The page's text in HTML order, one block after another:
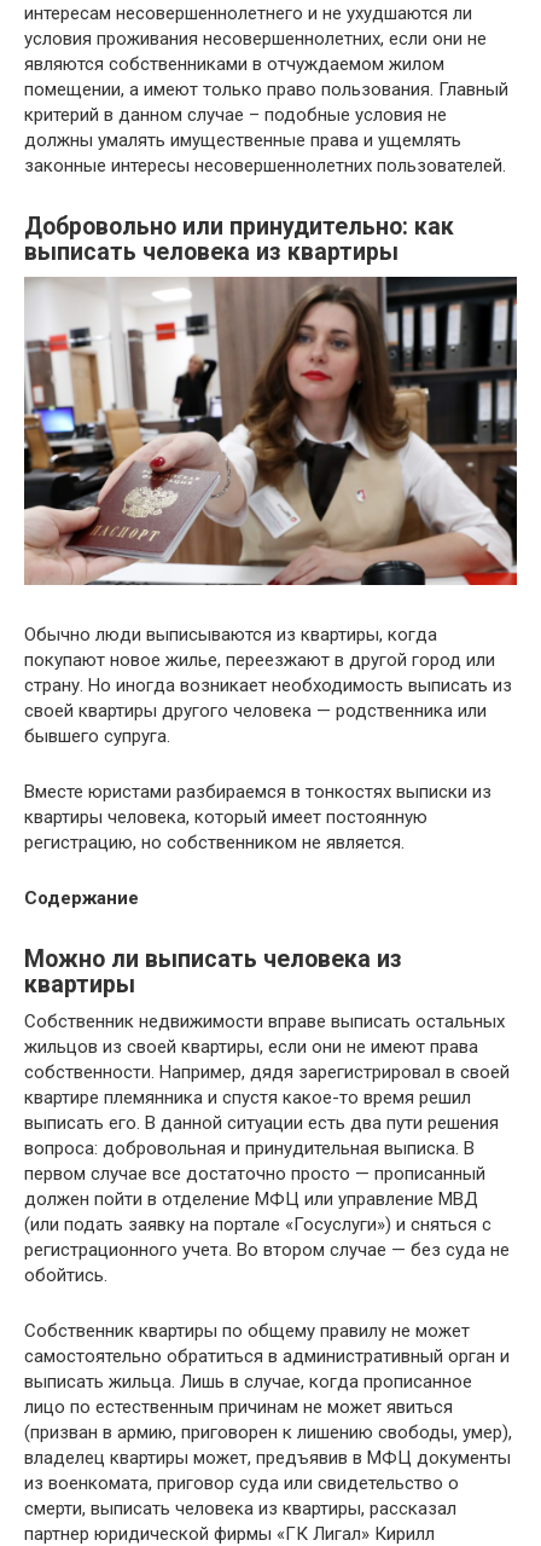
интересам несовершеннолетнего и не ухудшаются ли
условия проживания несовершеннолетних, если они не
являются собственниками в отчуждаемом жилом
помещении, а имеют только право пользования. Главный
критерий в данном случае – подобные условия не
должны умалять имущественные права и ущемлять
законные интересы несовершеннолетних пользователей.
Добровольно или принудительно: как
выписать человека из квартиры
Обычно люди выписываются из квартиры, когда
покупают новое жилье, переезжают в другой город или
страну. Но иногда возникает необходимость выписать из
своей квартиры другого человека — родственника или
бывшего супруга.
Вместе юристами разбираемся в тонкостях выписки из
квартиры человека, который имеет постоянную
регистрацию, но собственником не является.
Содержание
Можно ли выписать человека из
квартиры
Собственник недвижимости вправе выписать остальных
жильцов из своей квартиры, если они не имеют права
собственности. Например, дядя зарегистрировал в своей
квартире племянника и спустя какое-то время решил
выписать его. В данной ситуации есть два пути решения
вопроса: добровольная и принудительная выписка. В
первом случае все достаточно просто — прописанный
должен пойти в отделение МФЦ или управление МВД
(или подать заявку на портале «Госуслуги») и сняться с
регистрационного учета. Во втором случае — без суда не
обойтись.
Собственник квартиры по общему правилу не может
самостоятельно обратиться в административный орган и
выписать жильца. Лишь в случае, когда прописанное
лицо по естественным причинам не может явиться
(призван в армию, приговорен к лишению свободы, умер),
владелец квартиры может, предъявив в МФЦ документы
из военкомата, приговор суда или свидетельство о
смерти, выписать человека из квартиры, рассказал
партнер юридической фирмы «ГК Лигал» Кирилл